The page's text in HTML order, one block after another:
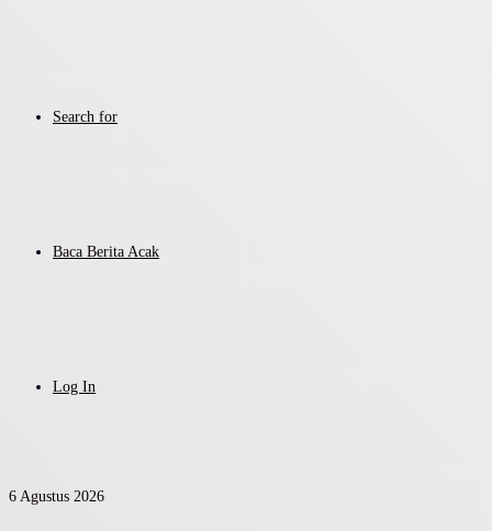
Search for
Baca Berita Acak
Log In
6 Agustus 2026